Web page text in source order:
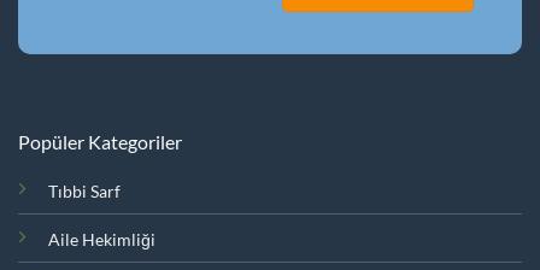
Popüler Kategoriler
Tıbbi Sarf
Aile Hekimliği